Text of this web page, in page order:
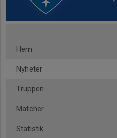
Hem
Nyheter
Truppen
Matcher
Statistik